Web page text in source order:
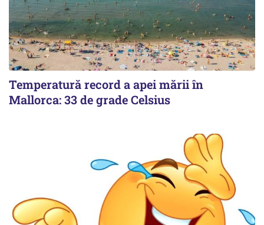
Temperatură record a apei mării în
Mallorca: 33 de grade Celsius